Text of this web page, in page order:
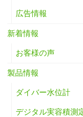
広告情報
新着情報
お客様の声
製品情報
ダイバー水位計
デジタル実容積測